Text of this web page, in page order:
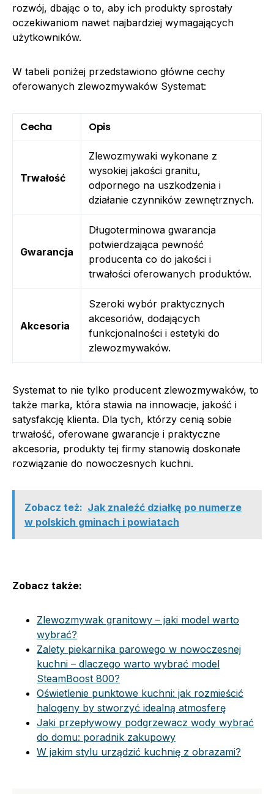
rozwój, dbając o to, aby ich produkty sprostały
oczekiwaniom nawet najbardziej wymagających
użytkowników.
W tabeli poniżej przedstawiono główne cechy
oferowanych zlewozmywaków Systemat:
Cecha Opis
Trwałość
Zlewozmywaki wykonane z
wysokiej jakości granitu,
odpornego na uszkodzenia i
działanie czynników zewnętrznych.
Gwarancja
Długoterminowa gwarancja
potwierdzająca pewność
producenta co do jakości i
trwałości oferowanych produktów.
Akcesoria
Szeroki wybór praktycznych
akcesoriów, dodających
funkcjonalności i estetyki do
zlewozmywaków.
Systemat to nie tylko producent zlewozmywaków, to
także marka, która stawia na innowacje, jakość i
satysfakcję klienta. Dla tych, którzy cenią sobie
trwałość, oferowane gwarancje i praktyczne
akcesoria, produkty tej firmy stanowią doskonałe
rozwiązanie do nowoczesnych kuchni.
Zobacz też: Jak znaleźć działkę po numerze
w polskich gminach i powiatach
Zobacz także:
Zlewozmywak granitowy – jaki model warto
wybrać?
Zalety piekarnika parowego w nowoczesnej
kuchni – dlaczego warto wybrać model
SteamBoost 800?
Oświetlenie punktowe kuchni: jak rozmieścić
halogeny by stworzyć idealną atmosferę
Jaki przepływowy podgrzewacz wody wybrać
do domu: poradnik zakupowy
W jakim stylu urządzić kuchnię z obrazami?